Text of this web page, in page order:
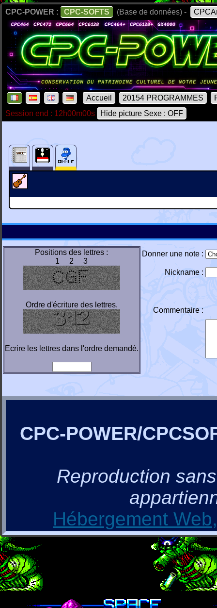
CPC-POWER : CPC-SOFTS (Base de données) -
Accueil 20154 PROGRAMMES
Session end : 12h00m00s
Hide picture Sexe : OFF
Positions des lettres :
1 2 3
Ordre d'écriture des lettres.
Ecrire les lettres dans l'ordre demandé.
Donner une note :
Nickname :
Commentaire :
CPC-POWER/
Reproduction
Hébergement